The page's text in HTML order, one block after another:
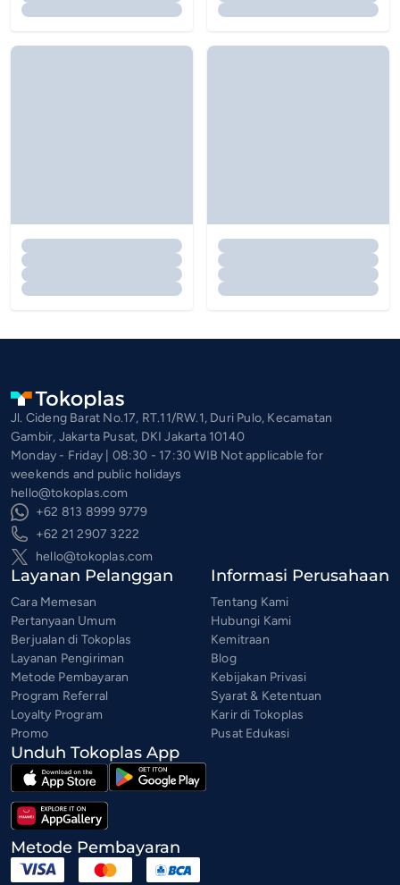
Jl. Cideng Barat No.17, RT.11/RW.1, Duri Pulo, Kecamatan
Gambir, Jakarta Pusat, DKI Jakarta 10140
Monday - Friday | 08:30 - 17:30 WIB Not applicable for
weekends and public holidays
hello@tokoplas.com
+62 813 8999 9779
+62 21 2907 3222
hello@tokoplas.com
Layanan Pelanggan
Cara Memesan
Pertanyaan Umum
Berjualan di Tokoplas
Layanan Pengiriman
Metode Pembayaran
Program Referral
Loyalty Program
Promo
Informasi Perusahaan
Tentang Kami
Hubungi Kami
Kemitraan
Blog
Kebijakan Privasi
Syarat & Ketentuan
Karir di Tokoplas
Pusat Edukasi
Unduh Tokoplas App
Metode Pembayaran